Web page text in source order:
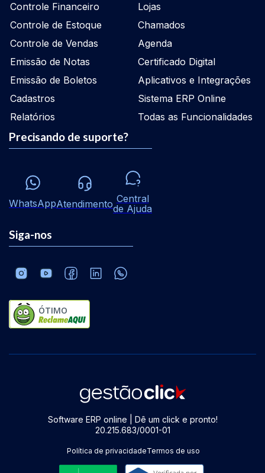
Controle Financeiro
Controle de Estoque
Controle de Vendas
Emissão de Notas
Emissão de Boletos
Cadastros
Relatórios
Lojas
Chamados
Agenda
Certificado Digital
Aplicativos e Integrações
Sistema ERP Online
Todas as Funcionalidades
Precisando de suporte?
WhatsAppAtendimento Central
de Ajuda
Siga-nos
ÓTIMO
Software ERP online | Dê um click e pronto!
20.215.683/0001-01
Política de privacidadeTermos de uso